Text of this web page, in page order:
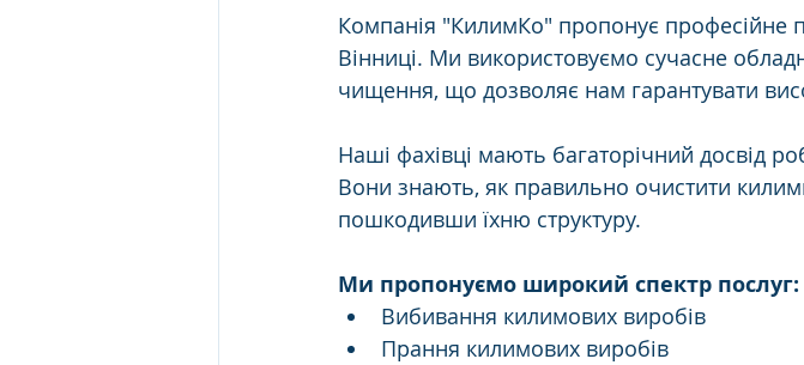
Компанія "КилимКо" пропонує професійне
Вінниці. Ми використовуємо сучасне
чищення, що дозволяє нам гарантувати
Наші фахівці мають багаторічний досвід
Вони знають, як правильно очистити
пошкодивши їхню структуру.
Ми пропонуємо широкий спектр послуг:
Вибивання килимових виробів
Прання килимових виробів